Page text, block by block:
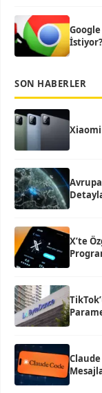
İstiyor?
SON HABERLER
Xiaomi
X’te